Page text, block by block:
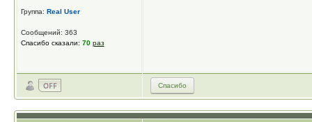
Группа: Real User
Сообщений: 363
Спасибо сказали: 70 раз
Спасибо